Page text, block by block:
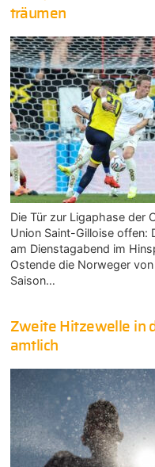
träumen
Die Tür zur Ligaphase der
Union Saint-Gilloise offen:
am Dienstagabend im
Ostende die Norweger
Saison…
Zweite Hitzewelle in
amtlich